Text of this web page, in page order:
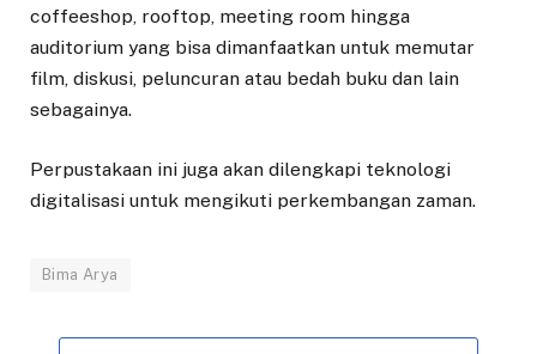
coffeeshop, rooftop, meeting room hingga
auditorium yang bisa dimanfaatkan untuk memutar
film, diskusi, peluncuran atau bedah buku dan lain
sebagainya.
Perpustakaan ini juga akan dilengkapi teknologi
digitalisasi untuk mengikuti perkembangan zaman.
Bima Arya